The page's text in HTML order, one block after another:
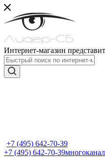
Интернет-магазин
+7 (495) 642-70-39
+7 (495) 642-70-39